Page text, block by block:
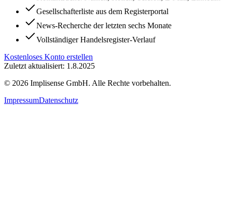
Gesellschafterliste aus dem Registerportal
News-Recherche der letzten sechs Monate
Vollständiger Handelsregister-Verlauf
Kostenloses Konto erstellen
Zuletzt aktualisiert: 1.8.2025
© 2026 Implisense GmbH. Alle Rechte vorbehalten.
ImpressumDatenschutz